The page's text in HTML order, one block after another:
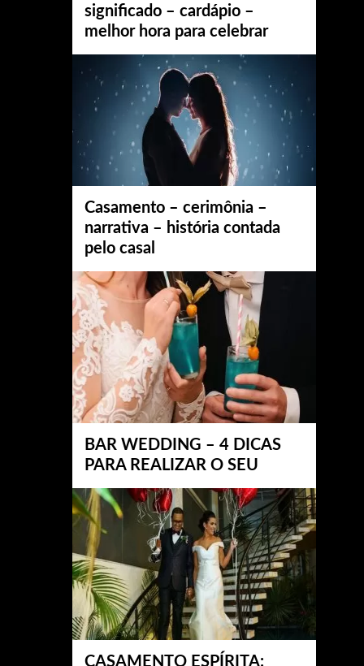
significado – cardápio –
melhor hora para celebrar
Casamento – cerimônia –
narrativa – história contada
pelo casal
BAR WEDDING – 4 DICAS
PARA REALIZAR O SEU
CASAMENTO ESPÍRITA: